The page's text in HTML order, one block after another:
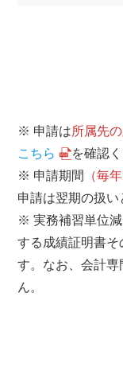
※ 申請は所属先
こちら
を確認く
※ 申請期間
（毎
申請は翌期の扱い
※ 実務補習単位
する成績証明書
す。なお、会計
ん。